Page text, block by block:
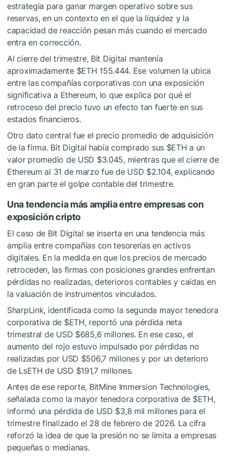
estrategia para ganar margen operativo sobre sus
reservas, en un contexto en el que la liquidez y la
capacidad de reacción pesan más cuando el mercado
entra en corrección.
Al cierre del trimestre, Bit Digital mantenía
aproximadamente $ETH 155.444. Ese volumen la ubica
entre las compañías corporativas con una exposición
significativa a Ethereum, lo que explica por qué el
retroceso del precio tuvo un efecto tan fuerte en sus
estados financieros.
Otro dato central fue el precio promedio de adquisición
de la firma. Bit Digital había comprado sus $ETH a un
valor promedio de USD $3.045, mientras que el cierre de
Ethereum al 31 de marzo fue de USD $2.104, explicando
en gran parte el golpe contable del trimestre.
Una tendencia más amplia entre empresas con
exposición cripto
El caso de Bit Digital se inserta en una tendencia más
amplia entre compañías con tesorerías en activos
digitales. En la medida en que los precios de mercado
retroceden, las firmas con posiciones grandes enfrentan
pérdidas no realizadas, deterioros contables y caídas en
la valuación de instrumentos vinculados.
SharpLink, identificada como la segunda mayor tenedora
corporativa de $ETH, reportó una pérdida neta
trimestral de USD $685,6 millones. En ese caso, el
aumento del rojo estuvo impulsado por pérdidas no
realizadas por USD $506,7 millones y por un deterioro
de LsETH de USD $191,7 millones.
Antes de ese reporte, BitMine Immersion Technologies,
señalada como la mayor tenedora corporativa de $ETH,
informó una pérdida de USD $3,8 mil millones para el
trimestre finalizado el 28 de febrero de 2026. La cifra
reforzó la idea de que la presión no se limita a empresas
pequeñas o medianas.